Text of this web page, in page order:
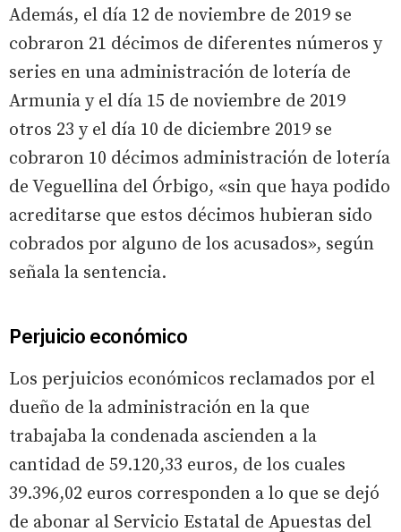
Además, el día 12 de noviembre de 2019 se
cobraron 21 décimos de diferentes números y
series en una administración de lotería de
Armunia y el día 15 de noviembre de 2019
otros 23 y el día 10 de diciembre 2019 se
cobraron 10 décimos administración de lotería
de Veguellina del Órbigo, «sin que haya podido
acreditarse que estos décimos hubieran sido
cobrados por alguno de los acusados», según
señala la sentencia.
Perjuicio económico
Los perjuicios económicos reclamados por el
dueño de la administración en la que
trabajaba la condenada ascienden a la
cantidad de 59.120,33 euros, de los cuales
39.396,02 euros corresponden a lo que se dejó
de abonar al Servicio Estatal de Apuestas del